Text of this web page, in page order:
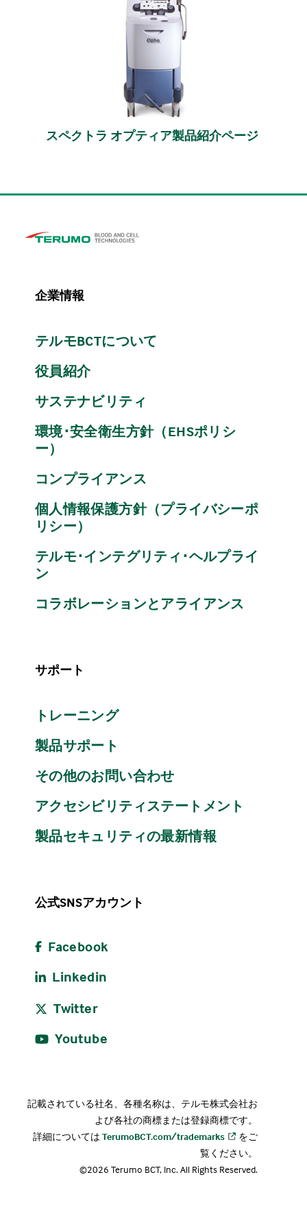
スペクトラ オプティア製品紹介ページ
企業情報
テルモBCTについて
役員紹介
サステナビリティ
環境･安全衛生方針（EHSポリシ
ー）
コンプライアンス
個人情報保護方針（プライバシーポ
リシー）
テルモ･インテグリティ･ヘルプライ
ン
コラボレーションとアライアンス
サポート
トレーニング
製品サポート
その他のお問い合わせ
アクセシビリティステートメント
製品セキュリティの最新情報
公式SNSアカウント
Facebook
Linkedin
Twitter
Youtube
記載されている社名、各種名称は、テルモ株式会社お
よび各社の商標または登録商標です。
詳細については TerumoBCT.com/trademarks
をご
覧ください。
©2026 Terumo BCT, Inc. All Rights Reserved.